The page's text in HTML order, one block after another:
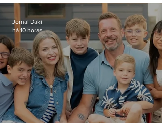
Jornal Daki
há 10 horas